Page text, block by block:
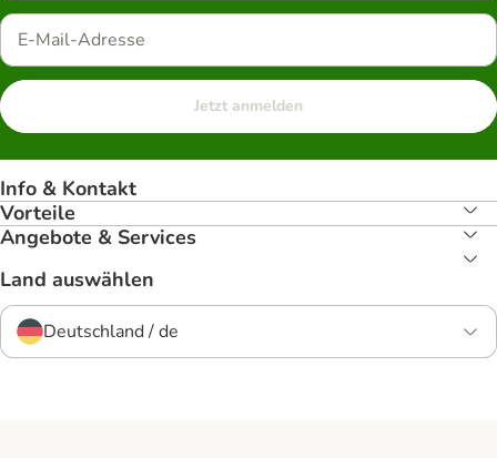
Jetzt anmelden
Info & Kontakt
Vorteile
Angebote & Services
Land auswählen
Deutschland / de